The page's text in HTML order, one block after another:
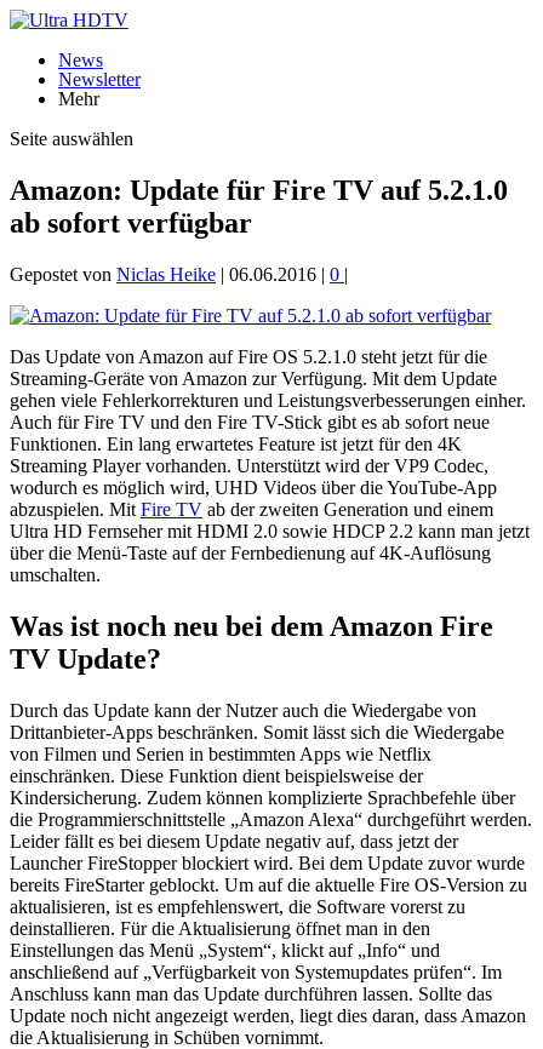
News
Newsletter
Mehr
Seite auswählen
Amazon: Update für Fire TV auf 5.2.1.0
ab sofort verfügbar
Gepostet von Niclas Heike | 06.06.2016 | 0 |
Das Update von Amazon auf Fire OS 5.2.1.0 steht jetzt für die
Streaming-Geräte von Amazon zur Verfügung. Mit dem Update
gehen viele Fehlerkorrekturen und Leistungsverbesserungen einher.
Auch für Fire TV und den Fire TV-Stick gibt es ab sofort neue
Funktionen. Ein lang erwartetes Feature ist jetzt für den 4K
Streaming Player vorhanden. Unterstützt wird der VP9 Codec,
wodurch es möglich wird, UHD Videos über die YouTube-App
abzuspielen. Mit Fire TV ab der zweiten Generation und einem
Ultra HD Fernseher mit HDMI 2.0 sowie HDCP 2.2 kann man jetzt
über die Menü-Taste auf der Fernbedienung auf 4K-Auflösung
umschalten.
Was ist noch neu bei dem Amazon Fire
TV Update?
Durch das Update kann der Nutzer auch die Wiedergabe von
Drittanbieter-Apps beschränken. Somit lässt sich die Wiedergabe
von Filmen und Serien in bestimmten Apps wie Netflix
einschränken. Diese Funktion dient beispielsweise der
Kindersicherung. Zudem können komplizierte Sprachbefehle über
die Programmierschnittstelle „Amazon Alexa“ durchgeführt werden.
Leider fällt es bei diesem Update negativ auf, dass jetzt der
Launcher FireStopper blockiert wird. Bei dem Update zuvor wurde
bereits FireStarter geblockt. Um auf die aktuelle Fire OS-Version zu
aktualisieren, ist es empfehlenswert, die Software vorerst zu
deinstallieren. Für die Aktualisierung öffnet man in den
Einstellungen das Menü „System“, klickt auf „Info“ und
anschließend auf „Verfügbarkeit von Systemupdates prüfen“. Im
Anschluss kann man das Update durchführen lassen. Sollte das
Update noch nicht angezeigt werden, liegt dies daran, dass Amazon
die Aktualisierung in Schüben vornimmt.